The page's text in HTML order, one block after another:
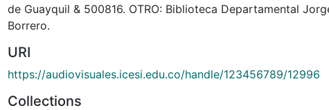
de Guayquil & 500816. OTRO: Biblioteca Departamental
Borrero.
URI
https://audiovisuales.icesi.edu.co/handle/123456789/12996
Collections